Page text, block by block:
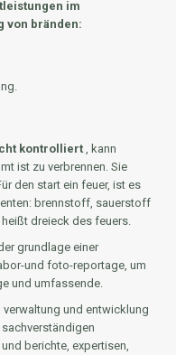
im
von bränden:
kontrolliert , kann
ist zu verbrennen. Sie
den start ein feuer, ist es
brennstoff, sauerstoff
dreieck des feuers.
grundlage einer
und foto-reportage, um
und umfassende.
und entwicklung
berichte, expertisen,